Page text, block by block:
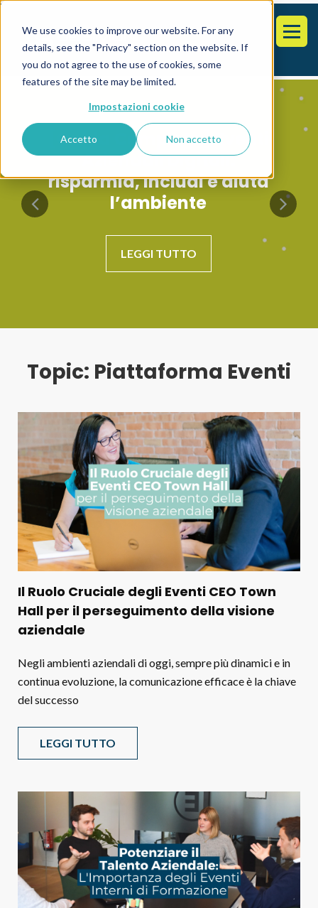
We use cookies to improve our website. For any
details, see the "Privacy" section on the website. If
you do not agree to the use of cookies, some
features of the site may be limited.
Impostazioni cookie
Accetto Non accetto
[Guida Completa] Eventi
Aziendali Digitali:
risparmia, includi e aiuta
l’ambiente
LEGGI TUTTO
Topic: Piattaforma Eventi
Il Ruolo Cruciale degli Eventi CEO Town
Hall per il perseguimento della visione
aziendale
Negli ambienti aziendali di oggi, sempre più dinamici e in
continua evoluzione, la comunicazione efficace è la chiave
del successo
LEGGI TUTTO